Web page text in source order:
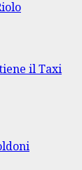
il Taxi